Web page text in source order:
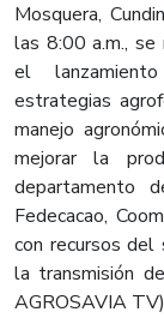
Mosquera,
las 8:00 a.m., se
el
estrategias
manejo
mejorar la
departamento
Fedecacao,
con recursos del
la transmisión
AGROSAVIA TV)